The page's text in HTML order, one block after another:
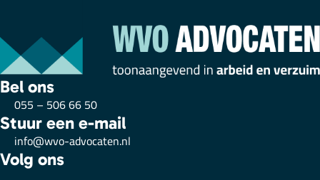
Bel ons
055 – 506 66 50
Stuur een e-mail
info@wvo-advocaten.nl
Volg ons